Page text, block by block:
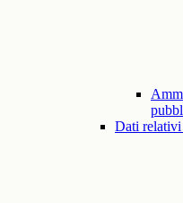
Dati relativi